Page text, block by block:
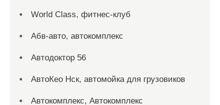
World Class, фитнес-клуб
Абв-авто, автокомплекс
Автодоктор 56
АвтоКео Нск, автомойка для грузовиков
Автокомплекс, Автокомплекс